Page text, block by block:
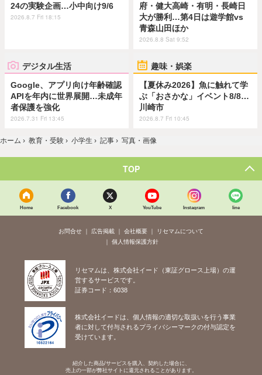
24の実験企画…小中向け9/6
2026.8.7 Fri 18:15
府・健大高崎・有明・長崎日
大が勝利…第4日は遊学館vs
青森山田ほか
2026.8.8 Sat 9:52
デジタル生活
Google、アプリ向け年齢確認
APIを年内に世界展開…未成年
者保護を強化
2026.7.31 Fri 13:45
趣味・娯楽
【夏休み2026】魚に触れて学
ぶ「おさかな」イベント8/8…
川崎市
2026.8.7 Fri 10:45
ホーム › 教育・受験 › 小学生 › 記事 › 写真・画像
TOP
Home Facebook X YouTube Instagram line
お問合せ 広告掲載 会社概要
リセマムについて
個人情報保護方針
リセマムは、株式会社イード（東証グロース上場）の運
営するサービスです。
証券コード：6038
株式会社イードは、個人情報の適切な取扱いを行う事業
者に対して付与されるプライバシーマークの付与認定を
受けています。
紹介した商品/サービスを購入、契約した場合に、
売上の一部が弊社サイトに還元されることがあります。